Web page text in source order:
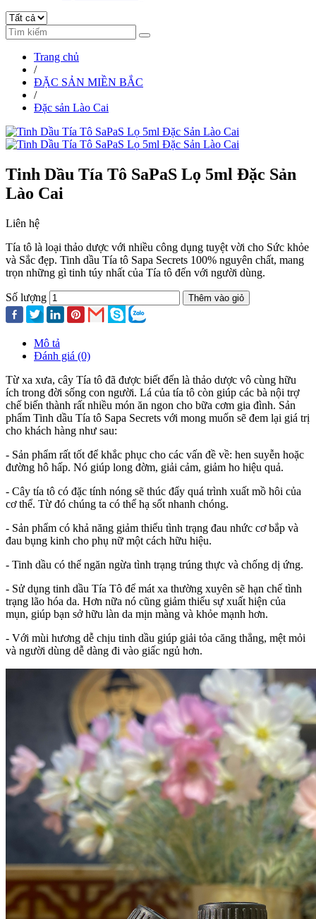
Trang chủ
/
ĐẶC SẢN MIỀN BẮC
/
Đặc sản Lào Cai
Tinh Dầu Tía Tô SaPaS Lọ 5ml Đặc Sản
Lào Cai
Liên hệ
Tía tô là loại thảo dược với nhiều công dụng tuyệt vời cho Sức khỏe
và Sắc đẹp. Tinh dầu Tía tô Sapa Secrets 100% nguyên chất, mang
trọn những gì tinh túy nhất của Tía tô đến với người dùng.
Số lượng Thêm vào giỏ
Mô tả
Đánh giá (0)
Từ xa xưa, cây Tía tô đã được biết đến là thảo dược vô cùng hữu
ích trong đời sống con người. Lá của tía tô còn giúp các bà nội trợ
chế biến thành rất nhiều món ăn ngon cho bữa cơm gia đình. Sản
phẩm Tinh dầu Tía tô Sapa Secrets với mong muốn sẽ đem lại giá trị
cho khách hàng như sau:
- Sản phẩm rất tốt để khắc phục cho các vấn đề về: hen suyễn hoặc
đường hô hấp. Nó giúp long đờm, giải cảm, giảm ho hiệu quả.
- Cây tía tô có đặc tính nóng sẽ thúc đẩy quá trình xuất mồ hôi của
cơ thể. Từ đó chúng ta có thể hạ sốt nhanh chóng.
- Sản phẩm có khả năng giảm thiểu tình trạng đau nhức cơ bắp và
đau bụng kinh cho phụ nữ một cách hữu hiệu.
- Tinh dầu có thể ngăn ngừa tình trạng trúng thực và chống dị ứng.
- Sử dụng tinh dầu Tía Tô để mát xa thường xuyên sẽ hạn chế tình
trạng lão hóa da. Hơn nữa nó cũng giảm thiểu sự xuất hiện của
mụn, giúp bạn sở hữu làn da mịn màng và khỏe mạnh hơn.
- Với mùi hương dễ chịu tinh dầu giúp giải tỏa căng thẳng, mệt mỏi
và người dùng dễ dàng đi vào giấc ngủ hơn.